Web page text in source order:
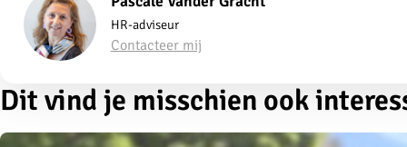
HR-adviseur
Contacteer mij
Dit vind je misschien ook